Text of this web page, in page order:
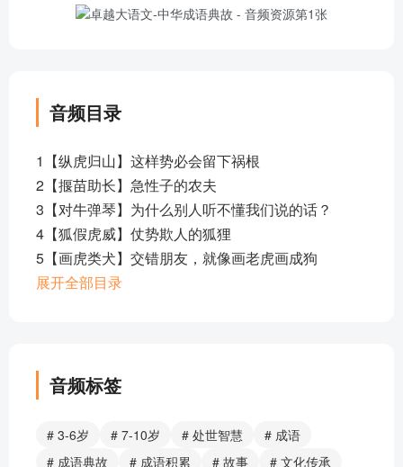
音频目录
1【纵虎归山】这样势必会留下祸根
2【揠苗助长】急性子的农夫
3【对牛弹琴】为什么别人听不懂我们说的话？
4【狐假虎威】仗势欺人的狐狸
5【画虎类犬】交错朋友，就像画老虎画成狗
6【画地为牢】画一个圈就能当作监狱？
10【郑人买履】买鞋子的正确打开方式？
11【庖丁解牛】掌握规律，才能得心应手！
12【塞翁失马】焉知非福？
13【黔驴技穷】不想被欺负，就得有真本事！
展开全部目录
音频标签
# 3-6岁 # 7-10岁 # 处世智慧
# 成语
# 成语典故
# 成语积累 # 故事 # 文化传承